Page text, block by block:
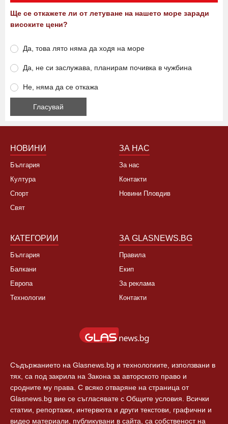
Ще се откажете ли от летуване на нашето море заради
високите цени?
Да, това лято няма да ходя на море
Да, не си заслужава, планирам почивка в чужбина
Не, няма да се откажа
НОВИНИ
България
Култура
Спорт
Свят
ЗА НАС
За нас
Контакти
Новини Пловдив
КАТЕГОРИИ
България
Балкани
Европа
Технологии
ЗА GLASNEWS.BG
Правила
Екип
За реклама
Контакти
Съдържанието на Glasnews.bg и технологиите, използвани в
тях, са под закрила на Закона за авторското право и
сродните му права. С всяко отваряне на страница от
Glasnews.bg вие се съгласявате с Общите условия. Всички
статии, репортажи, интервюта и други текстови, графични и
видео материали, публикувани в сайта, са собственост на